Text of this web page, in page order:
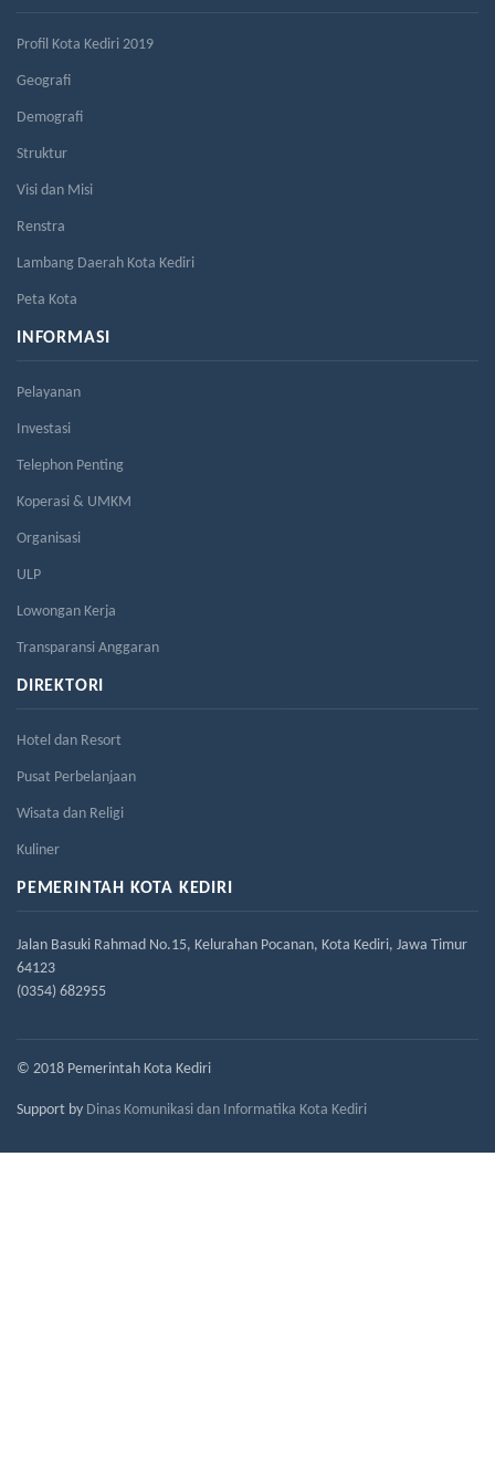
Profil Kota Kediri 2019
Geografi
Demografi
Struktur
Visi dan Misi
Renstra
Lambang Daerah Kota Kediri
Peta Kota
INFORMASI
Pelayanan
Investasi
Telephon Penting
Koperasi & UMKM
Organisasi
ULP
Lowongan Kerja
Transparansi Anggaran
DIREKTORI
Hotel dan Resort
Pusat Perbelanjaan
Wisata dan Religi
Kuliner
PEMERINTAH KOTA KEDIRI
Jalan Basuki Rahmad No.15, Kelurahan Pocanan, Kota Kediri, Jawa Timur
64123
(0354) 682955
© 2018 Pemerintah Kota Kediri
Support by Dinas Komunikasi dan Informatika Kota Kediri